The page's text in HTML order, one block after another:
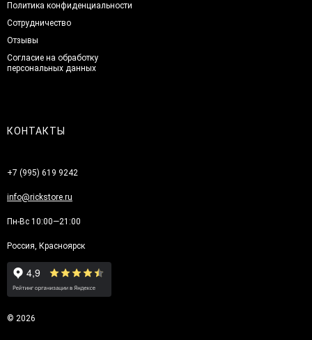
Политика конфиденциальности
Сотрудничество
Отзывы
Согласие на обработку
персональных данных
КОНТАКТЫ
+7 (995) 619 9242
info@rickstore.ru
Пн-Вс 10:00—21:00
Россия, Красноярск
© 2026